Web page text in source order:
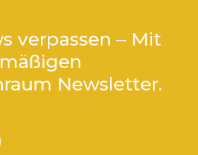
verpassen – Mit
Newsletter.